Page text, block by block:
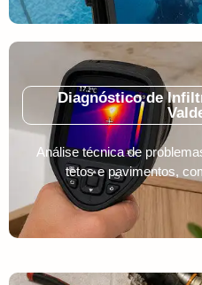
Diagnóstico de
Análise técnica de
tetos e pavimentos,